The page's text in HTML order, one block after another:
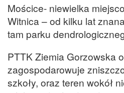
Mościce- niewielka
Witnica – od kilku lat
tam parku
PTTK Ziemia Gorzowska
zagospodarowuje
szkoły, oraz teren wokół